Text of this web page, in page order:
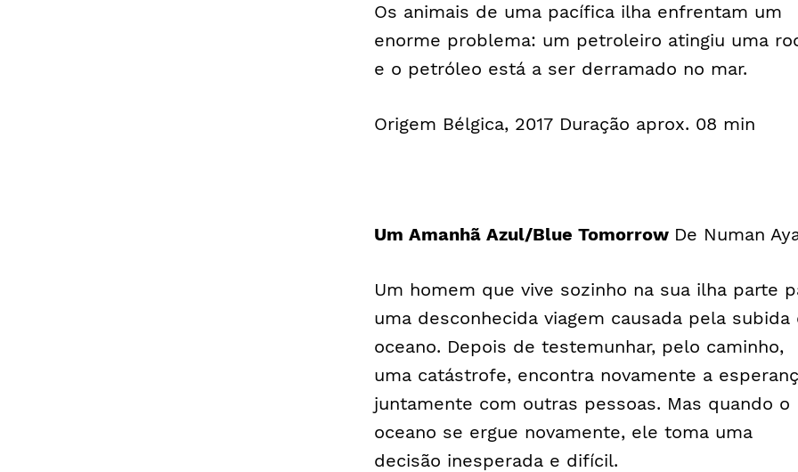
Os animais de uma pacífica ilha enfrentam um
enorme problema: um petroleiro atingiu uma
e o petróleo está a ser derramado no mar.
Origem Bélgica, 2017 Duração aprox. 08 min
Um Amanhã Azul/Blue Tomorrow De Numan
Um homem que vive sozinho na sua ilha parte
uma desconhecida viagem causada pela subida
oceano. Depois de testemunhar, pelo caminho,
uma catástrofe, encontra novamente a
juntamente com outras pessoas. Mas quando o
oceano se ergue novamente, ele toma uma
decisão inesperada e difícil.